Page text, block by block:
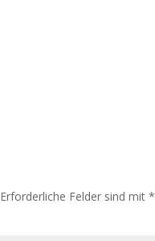
Erforderliche Felder sind mit*